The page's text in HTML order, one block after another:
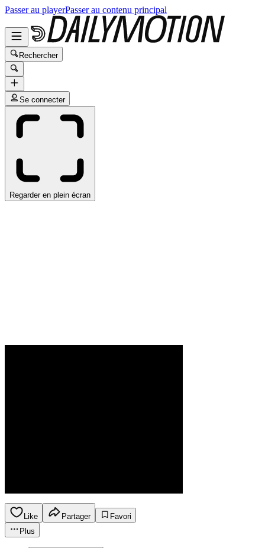
Passer au playerPasser au contenu principal
Rechercher
Se connecter
Regarder en plein écran
Like Partager
Favori
Plus